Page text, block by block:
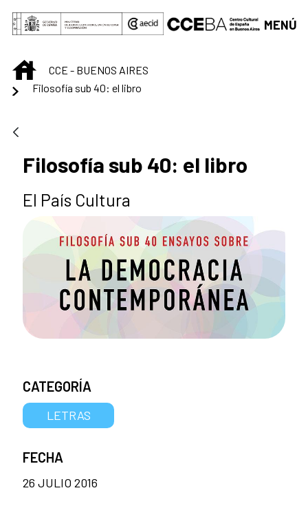
Saltar al contenido principal
MENÚ
INICIOCCE - BUENOS AIRES
Filosofía sub 40: el libro
Filosofía sub 40: el libro
El País Cultura
CATEGORÍA
LETRAS
FECHA
26 JULIO 2016